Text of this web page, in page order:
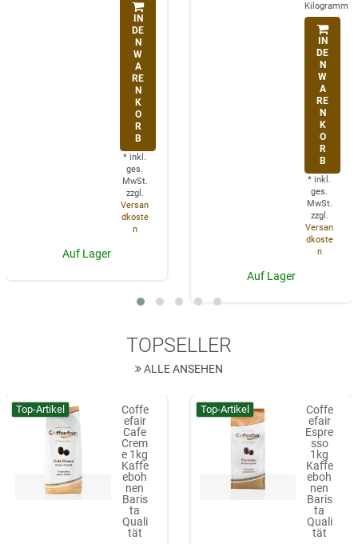
IN
DE
N
W
A
RE
N
K
O
R
B
* inkl.
ges.
MwSt.
zzgl.
Versan
dkoste
n
Auf Lager
Kilogramm
IN
DE
N
W
A
RE
N
K
O
R
B
* inkl.
ges.
MwSt.
zzgl.
Versan
dkoste
n
Auf Lager
TOPSELLER
ALLE ANSEHEN
Top-Artikel
Coffe
efair
Cafe
Crem
e 1kg
Kaffe
eboh
nen
Baris
ta
Quali
tät
Top-Artikel
Coffe
efair
Espre
sso
1kg
Kaffe
eboh
nen
Baris
ta
Quali
tät